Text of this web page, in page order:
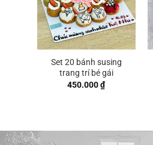
Set 20 bánh susing
trang trí bé gái
450.000₫